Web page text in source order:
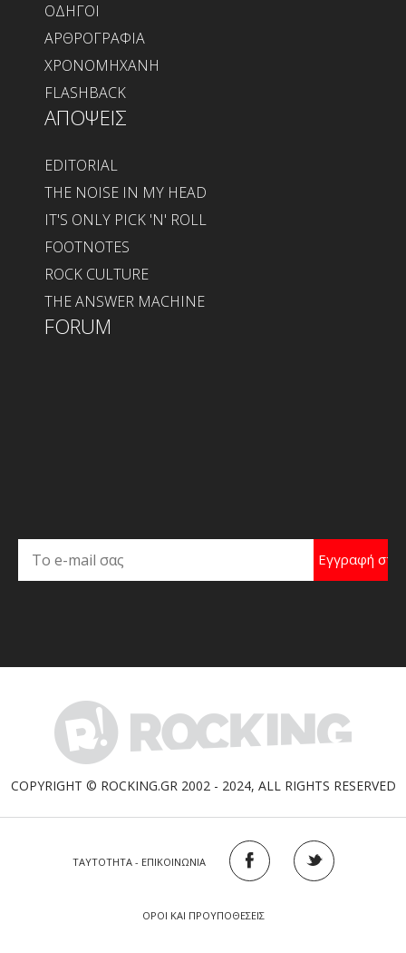
ΟΔΗΓΟΙ
ΑΡΘΡΟΓΡΑΦΙΑ
ΧΡΟΝΟΜΗΧΑΝΗ
FLASHBACK
ΑΠΟΨΕΙΣ
EDITORIAL
THE NOISE IN MY HEAD
IT'S ONLY PICK 'N' ROLL
FOOTNOTES
ROCK CULTURE
THE ANSWER MACHINE
FORUM
COPYRIGHT © ROCKING.GR 2002 - 2024, ALL RIGHTS RESERVED
ΤΑΥΤΟΤΗΤΑ - ΕΠΙΚΟΙΝΩΝΙΑ
ΟΡΟΙ ΚΑΙ ΠΡΟΥΠΟΘΕΣΕΙΣ